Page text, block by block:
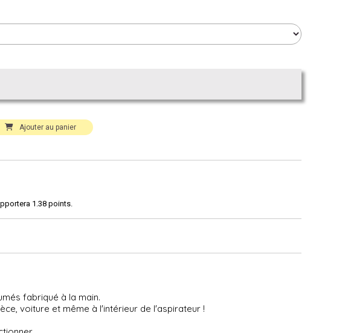
Ajouter au panier
1.38points.
fabriqué à la main.
voiture et même à l'intérieur de l'aspirateur !